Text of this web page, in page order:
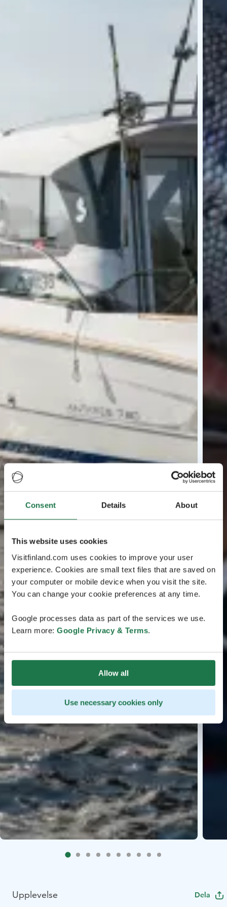
Consent Details About
This website uses cookies
Visitfinland.com uses cookies to improve your user
experience. Cookies are small text files that are saved on
your computer or mobile device when you visit the site.
You can change your cookie preferences at any time.
Google processes data as part of the services we use.
Learn more: Google Privacy & Terms.
Allow all
Use necessary cookies only
Upplevelse Dela